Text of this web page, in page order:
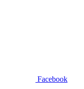
Facebook